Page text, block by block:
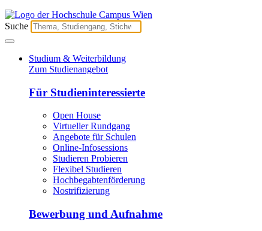
Suche
Studium & Weiterbildung
Zum Studienangebot
Für Studieninteressierte
Open House
Virtueller Rundgang
Angebote für Schulen
Online-Infosessions
Studieren Probieren
Flexibel Studieren
Hochbegabtenförderung
Nostrifizierung
Bewerbung und Aufnahme